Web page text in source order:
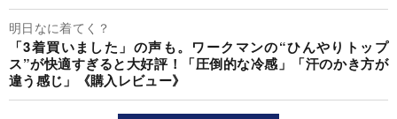
明日なに着てく？
「3着買いました」の声も。ワークマンの“ひんやりトップ
ス”が快適すぎると大好評！「圧倒的な冷感」「汗のかき方が
違う感じ」《購入レビュー》